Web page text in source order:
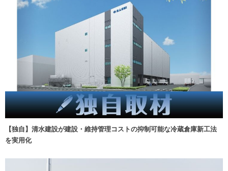
【独自】清水建設が建設・維持管理コストの抑制可能な冷蔵倉庫新工法
を実用化